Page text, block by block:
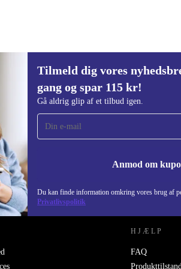
Tilmeld dig vores
gang og spar 115 kr!
Gå aldrig glip af et tilbud igen.
Anmod om
Du kan finde information omkring vores brug af
Privatlivspolitik
dig vores nyhedsbrev for første
og spar 115 kr!
glip af et tilbud igen.
DANMARK - RETHINK NEW.
HJÆLP
FAQ